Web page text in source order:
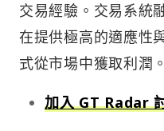
交易經驗。交易系統
在提供極高的適應性
式從市場中獲取利潤。
加入 GT Radar